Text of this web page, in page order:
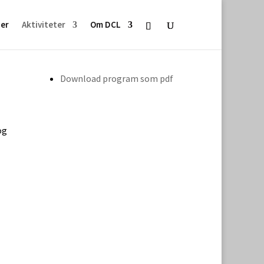
Aktiviteter Om DCL
Download program som pdf